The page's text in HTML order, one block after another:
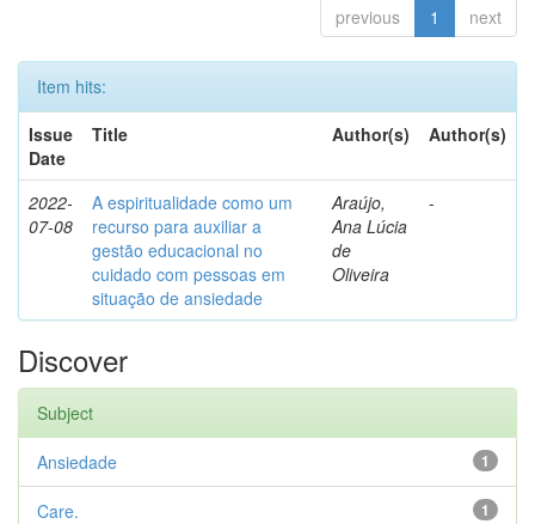
previous 1 next
Item hits:
Issue
Date
Title Author(s) Author(s)
2022-
07-08
A espiritualidade como um
recurso para auxiliar a
gestão educacional no
cuidado com pessoas em
situação de ansiedade
Araújo,
Ana Lúcia
de
Oliveira
-
Discover
Subject
1
Ansiedade
1
Care.